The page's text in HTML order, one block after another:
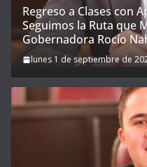
Regreso a Clases con
Seguimos la Ruta que
Gobernadora Rocío
lunes 1 de septiembre de